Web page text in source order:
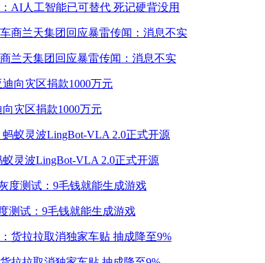
AI人工智能已可替代 死记硬背没用
兰天集团回应暴雷传闻：消息不实
灾区捐款1000万元
灵波LingBot-VLA 2.0正式开源
测试：9毛钱就能生成游戏